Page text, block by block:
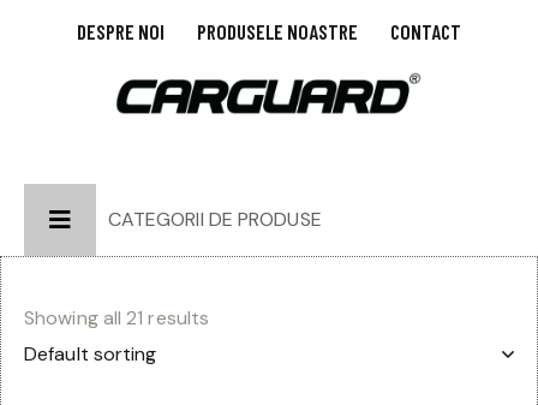
DESPRE NOI PRODUSELE NOASTRE CONTACT
CATEGORII DE PRODUSE
Showing all 21 results